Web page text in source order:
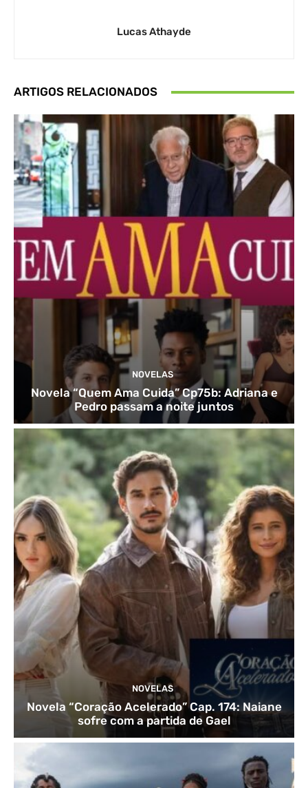
Lucas Athayde
ARTIGOS RELACIONADOS
NOVELAS
Novela “Quem Ama Cuida” Cp75b: Adriana e
Pedro passam a noite juntos
NOVELAS
Novela “Coração Acelerado” Cap. 174: Naiane
sofre com a partida de Gael